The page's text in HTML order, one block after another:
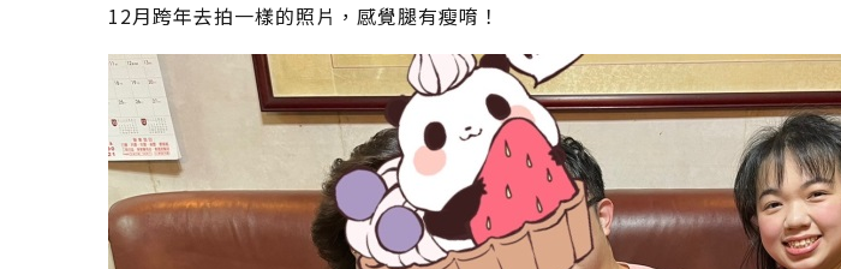
12月跨年去拍一樣的照片，感覺腿有瘦唷！